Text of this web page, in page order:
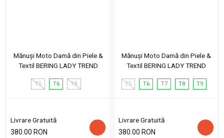
Mănuși Moto Damă din Piele &
Textil BERING LADY TREND
T5 T6 T8
Livrare Gratuită
380.00 RON
Mănuși Moto Damă din Piele &
Textil BERING LADY TREND
T5 T6 T7 T8 T9
Livrare Gratuită
380.00 RON